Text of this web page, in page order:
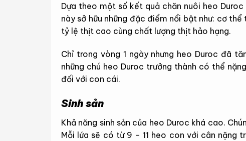
Dựa theo một số kết quả chăn nuôi heo
này sở hữu những đặc điểm nổi bật như: cơ
tỷ lệ thịt cao cùng chất lượng thịt hảo hạng.
Chỉ trong vòng 1 ngày nhưng heo Duroc đã
những chú heo Duroc trưởng thành có thể
đối với con cái.
Sinh sản
Khả năng sinh sản của heo Duroc khá cao.
Mỗi lứa sẽ có từ 9 – 11 heo con với cân nặng